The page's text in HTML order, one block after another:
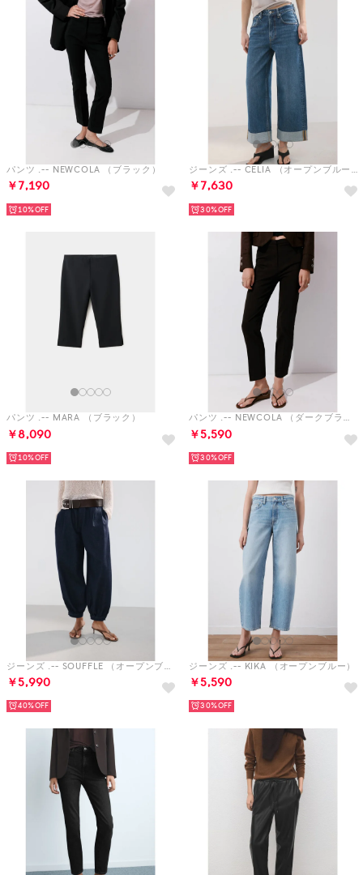
パンツ .-- NEWCOLA （ブラック）
￥7,190
10%
ジーンズ .-- CELIA （オープンブルー）
￥7,630
30%
パンツ .-- MARA （ブラック）
￥8,090
10%
パンツ .-- NEWCOLA （ダークブラウン）
￥5,590
30%
ジーンズ .-- SOUFFLE （オープンブルー）
￥5,990
40%
ジーンズ .-- KIKA （オープンブルー）
￥5,590
30%